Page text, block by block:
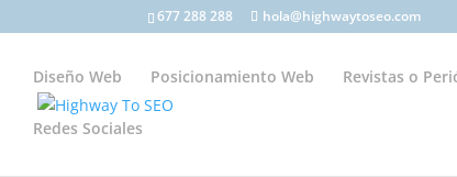
677 288 288 hola@highwaytoseo.com
Diseño Web Posicionamiento Web Revistas o
Redes Sociales